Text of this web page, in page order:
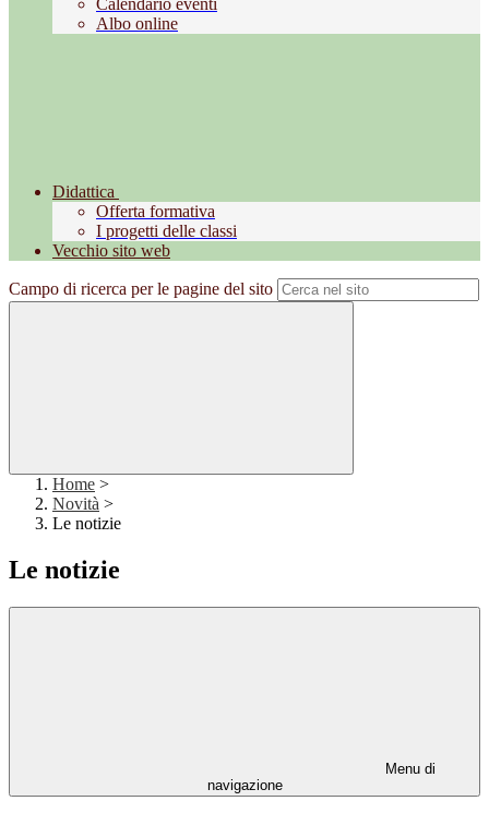
Calendario eventi
Albo online
Didattica
Offerta formativa
I progetti delle classi
Vecchio sito web
Campo di ricerca per le pagine del sito
Home >
Novità >
Le notizie
Le notizie
Menu di
navigazione